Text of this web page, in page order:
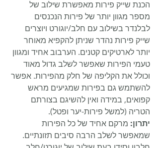
הכנת שייק פירות מאפשרת שילוב של
מספר מגוון יותר של פירות הנכנסים
לבלנדר בשילוב עם חלב/יוגורט ויוצרים
שייק פירות נהדר שניתן להקפיא מאוחר
יותר לארטיקים קטנים. הערבוב אחיד ומגוון
טעמי הפירות שאפשר לשלב גדול מאוד
וכולל את הקליפה של חלק מהפירות. אפשר
להשתמש גם בפירות שמגיעים מראש
קפואים, במידה ואין להשיגם בצורתם
הטריה (למשל פירות-יער ופטל).
יתרון: מרקם אחיד של כל הפירות
שמאפשר לשלב הרבה סיבים תזונתיים.